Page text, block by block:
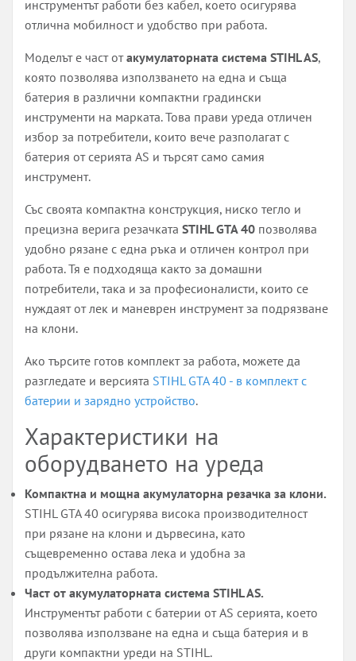
инструментът работи без кабел, което осигурява
отлична мобилност и удобство при работа.
Моделът е част отакумулаторната система STIHL AS,
която позволява използването на една и съща
батерия в различни компактни градински
инструменти на марката. Това прави уреда отличен
избор за потребители, които вече разполагат с
батерия от серията AS и търсят само самия
инструмент.
Със своята компактна конструкция, ниско тегло и
прецизна верига резачката STIHL GTA 40 позволява
удобно рязане с една ръка и отличен контрол при
работа. Тя е подходяща както за домашни
потребители, така и за професионалисти, които се
нуждаят от лек и маневрен инструмент за подрязване
на клони.
Ако търсите готов комплект за работа, можете да
разгледате и версията STIHL GTA 40 - в комплект с
батерии и зарядно устройство.
Характеристики на
оборудването на уреда
Компактна и мощна акумулаторна резачка за клони.
STIHL GTA 40 осигурява висока производителност
при рязане на клони и дървесина, като
същевременно остава лека и удобна за
продължителна работа.
Част от акумулаторната система STIHL AS.
Инструментът работи с батерии от AS серията, което
позволява използване на една и съща батерия и в
други компактни уреди на STIHL.